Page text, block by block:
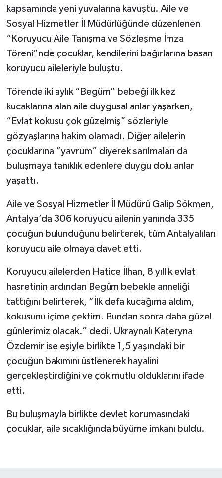
kapsamında yeni yuvalarına kavuştu. Aile ve
Sosyal Hizmetler İl Müdürlüğünde düzenlenen
“Koruyucu Aile Tanışma ve Sözleşme İmza
Töreni”nde çocuklar, kendilerini bağırlarına basan
koruyucu aileleriyle buluştu.
Törende iki aylık “Begüm” bebeği ilk kez
kucaklarına alan aile duygusal anlar yaşarken,
“Evlat kokusu çok güzelmiş” sözleriyle
gözyaşlarına hakim olamadı. Diğer ailelerin
çocuklarına “yavrum” diyerek sarılmaları da
buluşmaya tanıklık edenlere duygu dolu anlar
yaşattı.
Aile ve Sosyal Hizmetler İl Müdürü Galip Sökmen,
Antalya’da 306 koruyucu ailenin yanında 335
çocuğun bulunduğunu belirterek, tüm Antalyalıları
koruyucu aile olmaya davet etti.
Koruyucu ailelerden Hatice İlhan, 8 yıllık evlat
hasretinin ardından Begüm bebekle anneliği
tattığını belirterek, “İlk defa kucağıma aldım,
kokusunu içime çektim. Bundan sonra daha güzel
günlerimiz olacak.” dedi. Ukraynalı Kateryna
Özdemir ise eşiyle birlikte 1,5 yaşındaki bir
çocuğun bakımını üstlenerek hayalini
gerçekleştirdiğini ve çok mutlu olduklarını ifade
etti.
Bu buluşmayla birlikte devlet korumasındaki
çocuklar, aile sıcaklığında büyüme imkanı buldu.